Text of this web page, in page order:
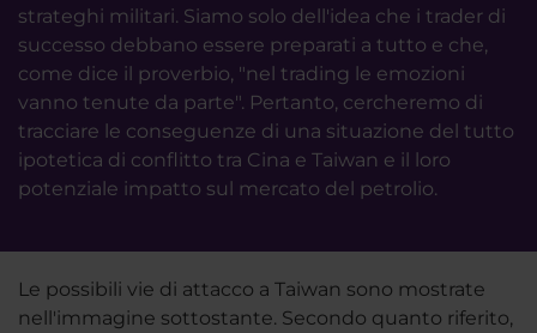
strateghi militari. Siamo solo dell'idea che i trader di
successo debbano essere preparati a tutto e che,
come dice il proverbio, "nel trading le emozioni
vanno tenute da parte". Pertanto, cercheremo di
tracciare le conseguenze di una situazione del tutto
ipotetica di conflitto tra Cina e Taiwan e il loro
potenziale impatto sul mercato del petrolio.
Le possibili vie di attacco a Taiwan sono mostrate
nell'immagine sottostante. Secondo quanto riferito,